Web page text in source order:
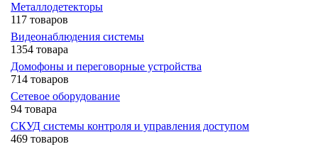
Металлодетекторы
117 товаров
Видеонаблюдения cистемы
1354 товара
Домофоны и переговорные устройства
714 товаров
Сетевое оборудование
94 товара
СКУД системы контроля и управления доступом
469 товаров